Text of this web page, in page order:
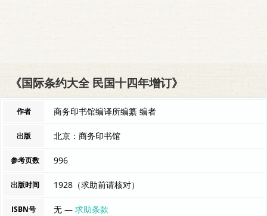
《国际条约大全 民国十四年增订》
作者 商务印书馆编译所编纂 编者
出版 北京：商务印书馆
参考页数 996
出版时间 1928（求助前请核对）
ISBN号 无 —求助条款